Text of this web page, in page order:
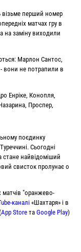
візьме перший номер
матчах гру в
на заміну виходили
Марлон Сантос,
вони не потрапили в
Енріке, Конопля,
Проспер,
поєдинку
Сьогодні
стане найвідоміший
свисток пролунає о
матчів "оранжево-
каналі «Шахтаря» і в
App Store таGoogle Play)